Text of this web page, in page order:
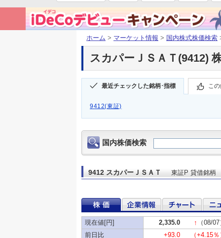
ホーム > マーケット情報 > 国内株式株価検索
スカパーＪＳＡＴ(9412)
最近チェックした銘柄･指標 こ
9412(東証)